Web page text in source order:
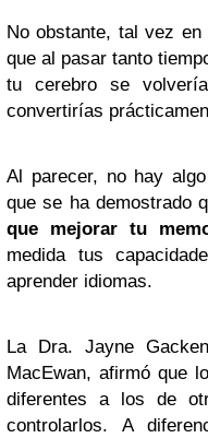
No obstante, tal vez
que al pasar tanto
tu cerebro se
convertirías
Al parecer, no hay
que se ha demostrado
que mejorar tu
medida tus
aprender idiomas.
La Dra. Jayne
MacEwan, afirmó que
diferentes a los de
controlarlos. A